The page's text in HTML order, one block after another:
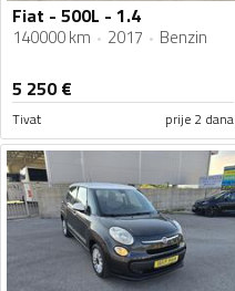
Fiat - 500L - 1.4
140000 km 2017 Benzin
5 250€
Tivat prije 2 dana